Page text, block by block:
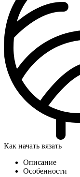
Как начать вязать
Описание
Особенности